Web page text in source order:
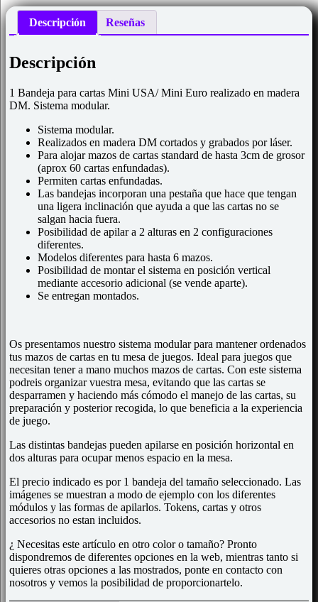
Descripción Reseñas
Descripción
1 Bandeja para cartas Mini USA/ Mini Euro realizado en madera
DM. Sistema modular.
Sistema modular.
Realizados en madera DM cortados y grabados por láser.
Para alojar mazos de cartas standard de hasta 3cm de grosor
(aprox 60 cartas enfundadas).
Permiten cartas enfundadas.
Las bandejas incorporan una pestaña que hace que tengan
una ligera inclinación que ayuda a que las cartas no se
salgan hacia fuera.
Posibilidad de apilar a 2 alturas en 2 configuraciones
diferentes.
Modelos diferentes para hasta 6 mazos.
Posibilidad de montar el sistema en posición vertical
mediante accesorio adicional (se vende aparte).
Se entregan montados.
Os presentamos nuestro sistema modular para mantener ordenados
tus mazos de cartas en tu mesa de juegos. Ideal para juegos que
necesitan tener a mano muchos mazos de cartas. Con este sistema
podreis organizar vuestra mesa, evitando que las cartas se
desparramen y haciendo más cómodo el manejo de las cartas, su
preparación y posterior recogida, lo que beneficia a la experiencia
de juego.
Las distintas bandejas pueden apilarse en posición horizontal en
dos alturas para ocupar menos espacio en la mesa.
El precio indicado es por 1 bandeja del tamaño seleccionado. Las
imágenes se muestran a modo de ejemplo con los diferentes
módulos y las formas de apilarlos. Tokens, cartas y otros
accesorios no estan incluidos.
¿ Necesitas este artículo en otro color o tamaño? Pronto
dispondremos de diferentes opciones en la web, mientras tanto si
quieres otras opciones a las mostrados, ponte en contacto con
nosotros y vemos la posibilidad de proporcionartelo.